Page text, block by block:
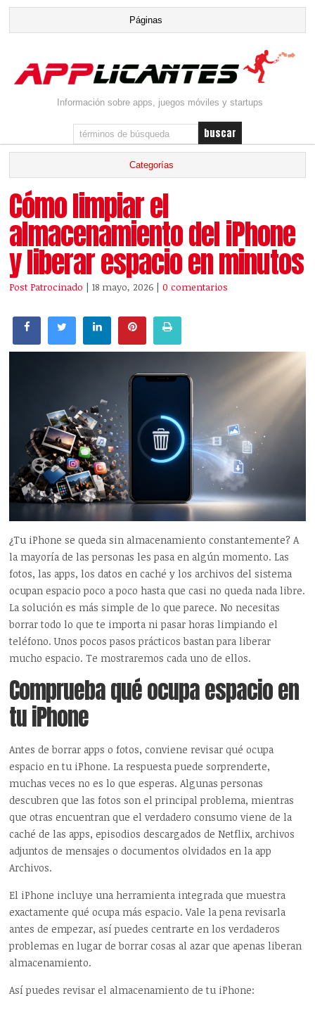
Información sobre apps, juegos móviles y startups
Cómo limpiar el
almacenamiento del iPhone
y liberar espacio en minutos
Post Patrocinado | 18 mayo, 2026 |0 comentarios
¿Tu iPhone se queda sin almacenamiento constantemente? A
la mayoría de las personas les pasa en algún momento. Las
fotos, las apps, los datos en caché y los archivos del sistema
ocupan espacio poco a poco hasta que casi no queda nada libre.
La solución es más simple de lo que parece. No necesitas
borrar todo lo que te importa ni pasar horas limpiando el
teléfono. Unos pocos pasos prácticos bastan para liberar
mucho espacio. Te mostraremos cada uno de ellos.
Comprueba qué ocupa espacio en
tu iPhone
Antes de borrar apps o fotos, conviene revisar qué ocupa
espacio en tu iPhone. La respuesta puede sorprenderte,
muchas veces no es lo que esperas. Algunas personas
descubren que las fotos son el principal problema, mientras
que otras encuentran que el verdadero consumo viene de la
caché de las apps, episodios descargados de Netflix, archivos
adjuntos de mensajes o documentos olvidados en la app
Archivos.
El iPhone incluye una herramienta integrada que muestra
exactamente qué ocupa más espacio. Vale la pena revisarla
antes de empezar, así puedes centrarte en los verdaderos
problemas en lugar de borrar cosas al azar que apenas liberan
almacenamiento.
Así puedes revisar el almacenamiento de tu iPhone: